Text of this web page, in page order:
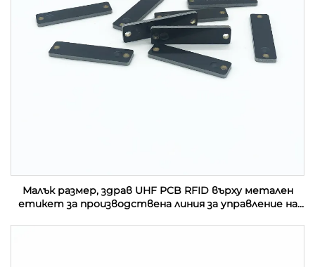
Малък размер, здрав UHF PCB RFID върху метален
етикет за производствена линия за управление на